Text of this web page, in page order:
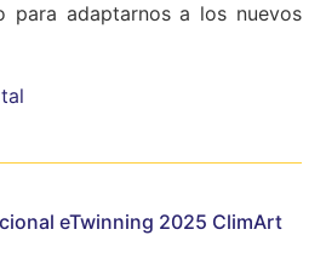
para adaptarnos a los nuevos
eTwinning 2025 ClimArt